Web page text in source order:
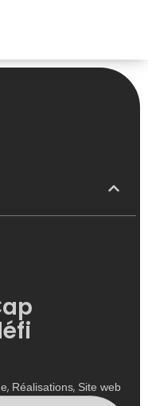
, Réalisations, Site web